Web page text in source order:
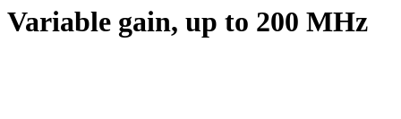
Variable gain, up to 200 MHz